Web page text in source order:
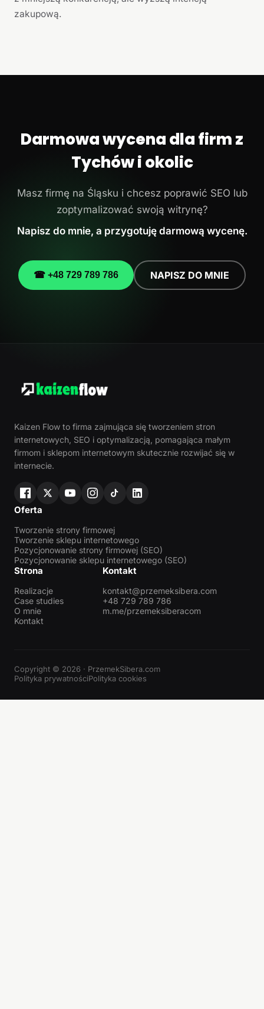
zakupową.
Darmowa wycena dla firm z
Tychów i okolic
Masz firmę na Śląsku i chcesz poprawić SEO lub
zoptymalizować swoją witrynę?
Napisz do mnie, a przygotuję darmową wycenę.
☎ +48 729 789 786 NAPISZ DO MNIE
Kaizen Flow to firma zajmująca się tworzeniem stron
internetowych, SEO i optymalizacją, pomagająca małym
firmom i sklepom internetowym skutecznie rozwijać się w
internecie.
Oferta
Tworzenie strony firmowej
Tworzenie sklepu internetowego
Pozycjonowanie strony firmowej (SEO)
Pozycjonowanie sklepu internetowego (SEO)
Strona
Realizacje
Case studies
O mnie
Kontakt
Kontakt
kontakt@przemeksibera.com
+48 729 789 786
m.me/przemeksiberacom
Copyright © 2026 · PrzemekSibera.com
Polityka prywatnościPolityka cookies